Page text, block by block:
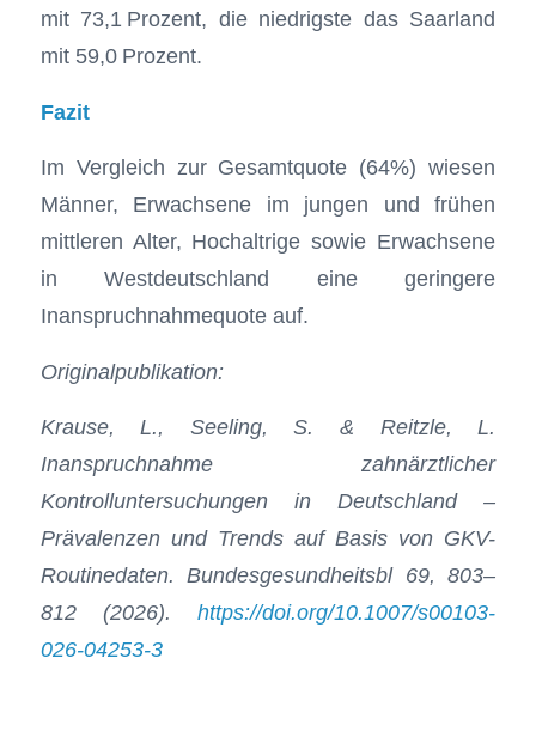
mit 73,1 Prozent, die niedrigste das Saarland
mit 59,0 Prozent.
Fazit
Im Vergleich zur Gesamtquote (64%) wiesen
Männer, Erwachsene im jungen und frühen
mittleren Alter, Hochaltrige sowie Erwachsene
in Westdeutschland eine geringere
Inanspruchnahmequote auf.
Originalpublikation:
Krause, L., Seeling, S. & Reitzle, L.
Inanspruchnahme zahnärztlicher
Kontrolluntersuchungen in Deutschland –
Prävalenzen und Trends auf Basis von GKV-
Routinedaten. Bundesgesundheitsbl 69, 803–
812 (2026).https://doi.org/10.1007/s00103-
026-04253-3